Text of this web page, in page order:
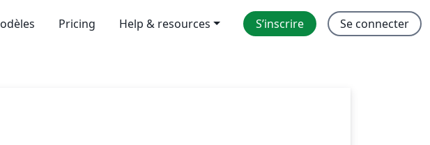
Pricing Help & resources S’inscrire Se connecter